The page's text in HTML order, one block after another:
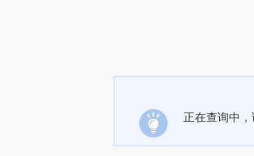
正在查询中